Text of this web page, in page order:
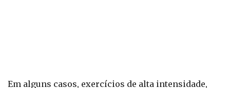
Em alguns casos, exercícios de alta intensidade,